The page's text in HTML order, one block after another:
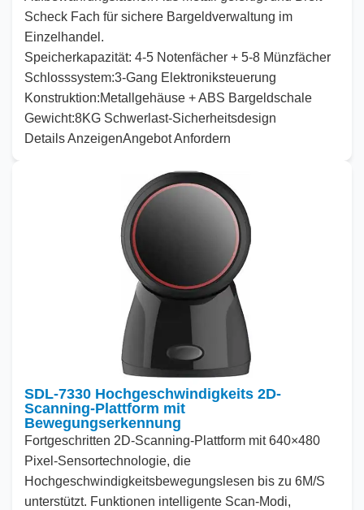
Scheck Fach für sichere Bargeldverwaltung im
Einzelhandel.
Speicherkapazität: 4-5 Notenfächer + 5-8 Münzfächer
Schlosssystem:3-Gang Elektroniksteuerung
Konstruktion:Metallgehäuse + ABS Bargeldschale
Gewicht:8KG Schwerlast-Sicherheitsdesign
Details AnzeigenAngebot Anfordern
SDL-7330 Hochgeschwindigkeits 2D-
Scanning-Plattform mit
Bewegungserkennung
Fortgeschritten 2D-Scanning-Plattform mit640×480
Pixel-Sensortechnologie, die
Hochgeschwindigkeitsbewegungslesen bis zu 6M/S
unterstützt. Funktionen intelligente Scan-Modi,